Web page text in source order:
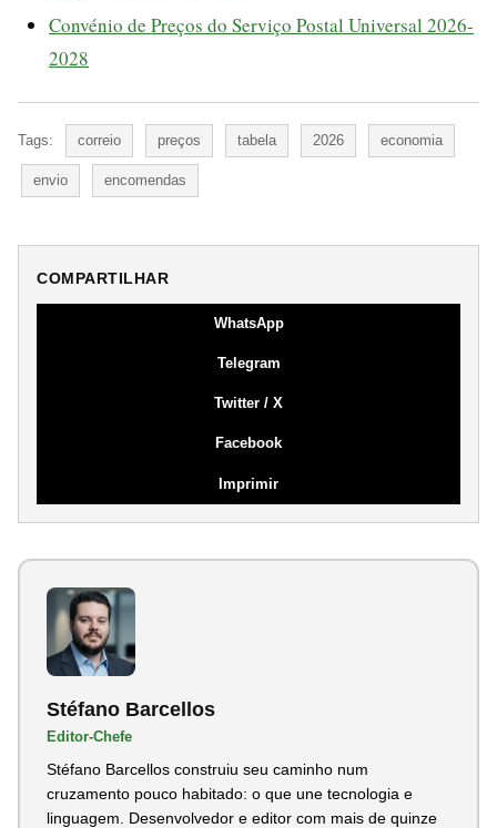
Convénio de Preços do Serviço Postal Universal 2026-
2028
Tags: correio preços tabela 2026 economia
envio encomendas
COMPARTILHAR
WhatsApp
Telegram
Twitter / X
Facebook
Imprimir
Stéfano Barcellos
Editor-Chefe
Stéfano Barcellos construiu seu caminho num
cruzamento pouco habitado: o que une tecnologia e
linguagem. Desenvolvedor e editor com mais de quinze